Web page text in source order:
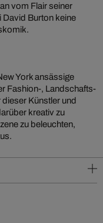
vom Flair seiner
David Burton keine
York ansässige
Fashion-, Landschafts-
Künstler und
kreativ zu
zu beleuchten,